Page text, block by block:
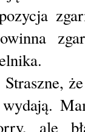
ale